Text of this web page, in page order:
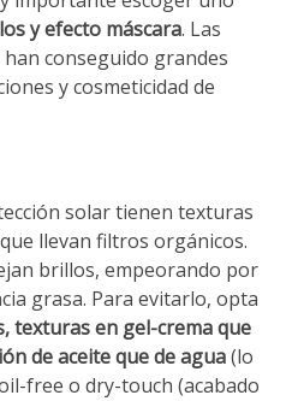
y efecto máscara. Las
conseguido grandes
y cosmeticidad de
solar tienen texturas
llevan filtros orgánicos.
brillos, empeorando por
grasa. Para evitarlo, opta
texturas en gel-crema que
de aceite que de agua(lo
free o dry-touch (acabado